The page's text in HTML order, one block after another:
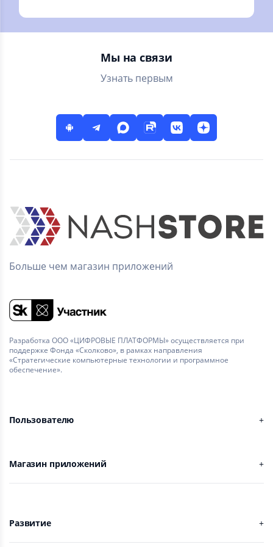
звезд, затмения
Луны и Солнца
Мы на связи
Узнать первым
Больше чем магазин приложений
Разработка ООО «ЦИФРОВЫЕ ПЛАТФОРМЫ» осуществляется при
поддержке Фонда «Сколково», в рамках направления
«Стратегические компьютерные технологии и программное
обеспечение».
Пользователю
Магазин приложений
Развитие